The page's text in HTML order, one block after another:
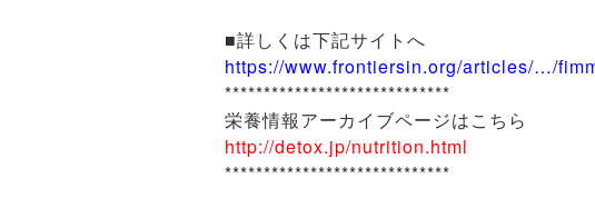
■詳しくは下記サイトへ
https://www.frontiersin.org/articles/…/
*****************************
栄養情報アーカイブページはこちら
http://detox.jp/nutrition.html
*****************************